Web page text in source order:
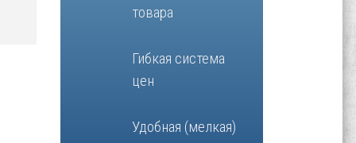
товара
Гибкая система
цен
Удобная (мелкая)